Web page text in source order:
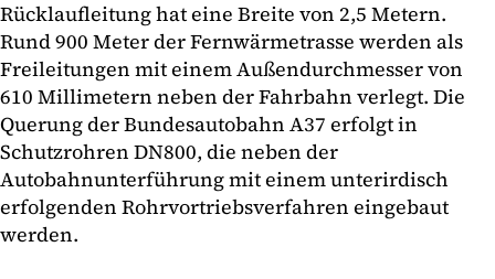
Rücklaufleitung hat eine Breite von 2,5 Metern.
Rund 900 Meter der Fernwärmetrasse werden als
Freileitungen mit einem Außendurchmesser von
610 Millimetern neben der Fahrbahn verlegt. Die
Querung der Bundesautobahn A37 erfolgt in
Schutzrohren DN800, die neben der
Autobahnunterführung mit einem unterirdisch
erfolgenden Rohrvortriebsverfahren eingebaut
werden.